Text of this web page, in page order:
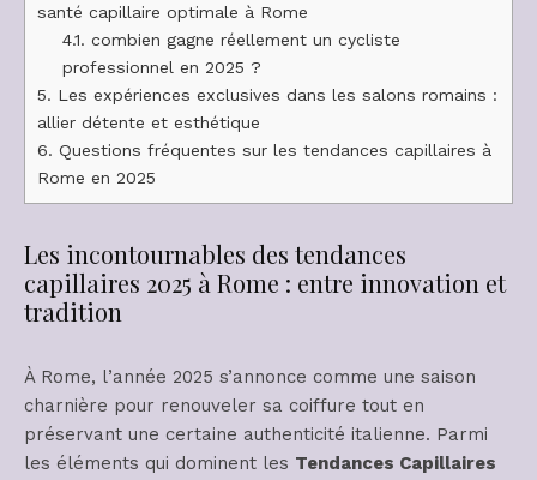
santé capillaire optimale à Rome
4.1. combien gagne réellement un cycliste
professionnel en 2025 ?
5. Les expériences exclusives dans les salons romains :
allier détente et esthétique
6. Questions fréquentes sur les tendances capillaires à
Rome en 2025
Les incontournables des tendances
capillaires 2025 à Rome : entre innovation et
tradition
À Rome, l’année 2025 s’annonce comme une saison
charnière pour renouveler sa coiffure tout en
préservant une certaine authenticité italienne. Parmi
les éléments qui dominent les Tendances Capillaires